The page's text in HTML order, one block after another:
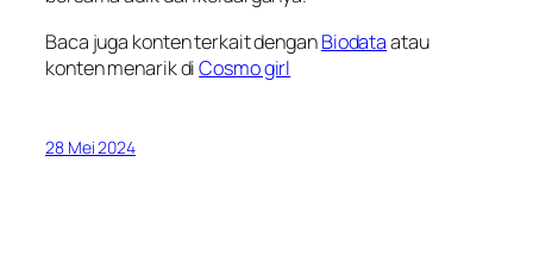
Baca juga konten terkait denganBiodataatau
konten menarik diCosmo girl
28 Mei 2024